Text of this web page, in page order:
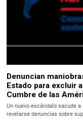
Denuncian
Estado para excluir
Cumbre de las
Un nuevo escándalo sacude
revelarse denuncias sobre